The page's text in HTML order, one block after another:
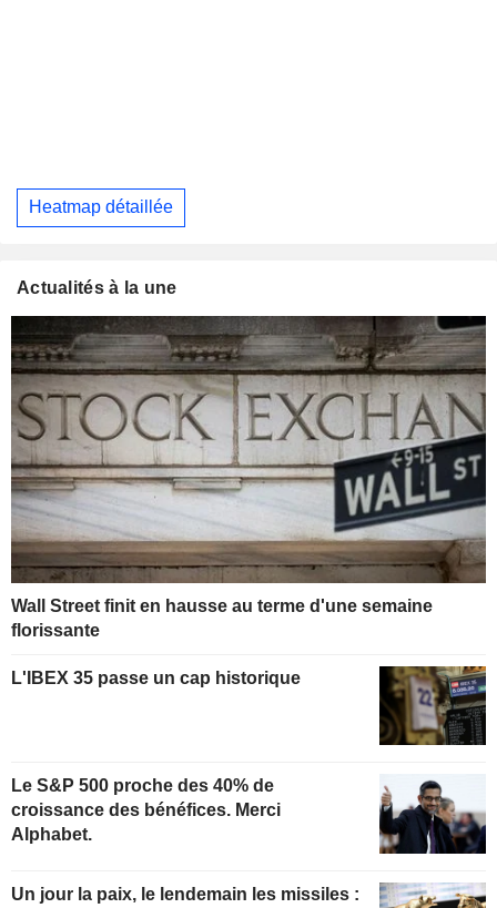
Heatmap détaillée
Actualités à la une
Wall Street finit en hausse au terme d'une semaine
florissante
L'IBEX 35 passe un cap historique
Le S&P 500 proche des 40% de
croissance des bénéfices. Merci
Alphabet.
Un jour la paix, le lendemain les missiles :